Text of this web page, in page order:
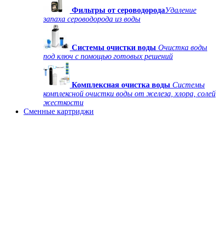
Фильтры от сероводородаУдаление
запаха сероводорода из воды
Системы очистки воды Очистка воды
под ключ с помощью готовых решений
Комплексная очистка воды Системы
комплексной очистки воды от железа, хлора, солей
жесткости
Сменные картриджи